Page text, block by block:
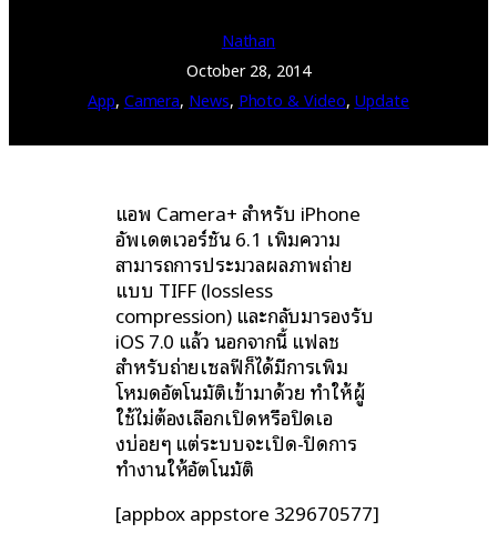
Nathan
October 28, 2014
App, Camera, News, Photo & Video, Update
แอพ Camera+ สำหรับ iPhone
อัพเดตเวอร์ชัน 6.1 เพิ่มความ
สามารถการประมวลผลภาพถ่าย
แบบ TIFF (lossless
compression) และกลับมารองรับ
iOS 7.0 แล้ว นอกจากนี้ แฟลช
สำหรับถ่ายเซลฟี่ก็ได้มีการเพิ่ม
โหมดอัตโนมัติเข้ามาด้วย ทำให้ผู้
ใช้ไม่ต้องเลือกเปิดหรือปิดเอ
งบ่อยๆ แต่ระบบจะเปิด-ปิดการ
ทำงานให้อัตโนมัติ
[appbox appstore 329670577]